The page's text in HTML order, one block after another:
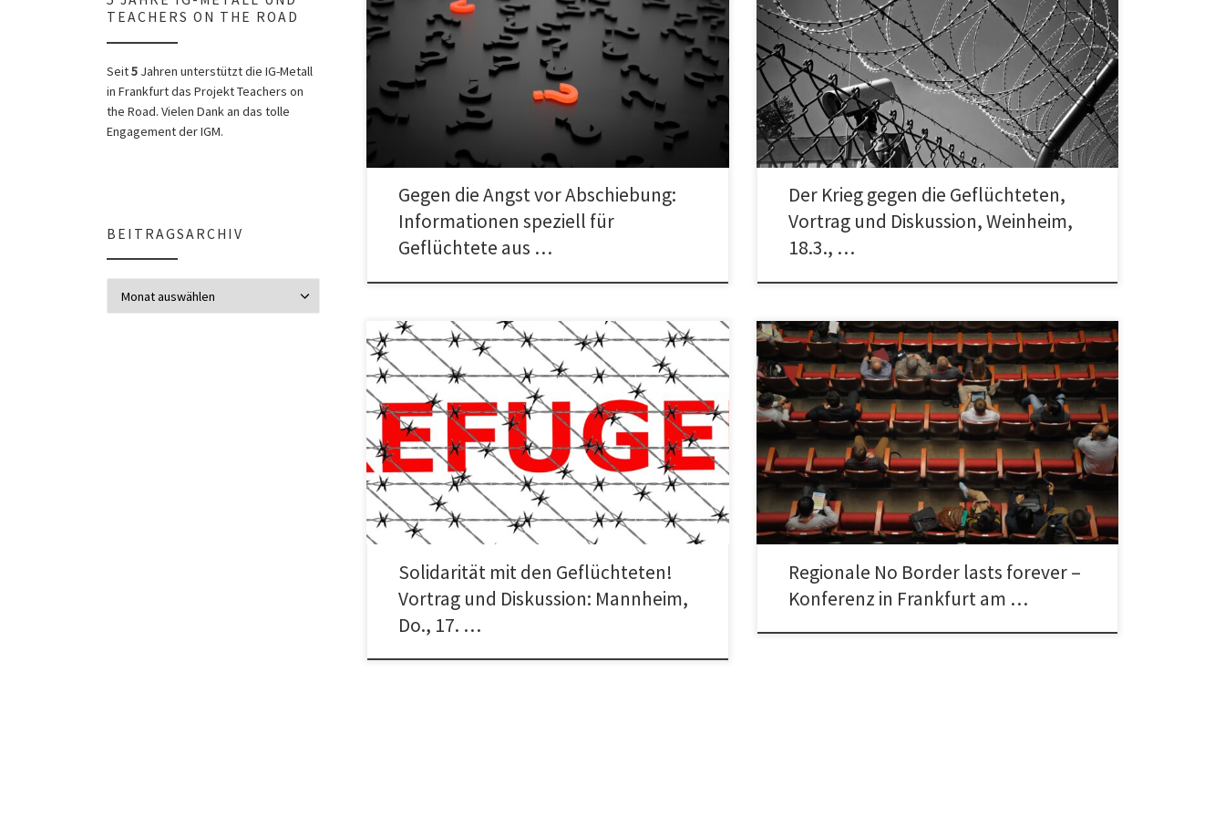
Informationen gegen die Angst vor Abschiebung: Speziell für
Geflüchtete aus Afghanistan Durch eine Politik, die auf
Abschreckung setzt, denken viele […]
Gegen die Angst vor Abschiebung:
Informationen speziell für
Geflüchtete aus …
Eine Veranstaltung des Forum Weinheim und der Initiative
Nazifreies Weinheim mit einem Gastbeitrag von Uli
Tomaschowski vom Netzwerk Konkrete Solidarität/Teachers
[…]
Der Krieg gegen die Geflüchteten,
Vortrag und Diskussion, Weinheim,
18.3., …
Solidarität mit den Geflüchteten! Staatlichen Rassismus und
den Rassismus der Neofaschisten und der Rechtsopportunisten
stoppen! Vortrag und Diskussion Eine Veranstaltung […]
Solidarität mit den Geflüchteten!
Vortrag und Diskussion: Mannheim,
Do., 17. …
Regionale No Border lasts forever-Konferenz in Frankfurt am
Main, 4. bis 6. März 2016 im Studierendenhaus, Campus
Bockenheim, Mertonstraße 26-28, […]
Regionale No Border lasts forever –
Konferenz in Frankfurt am …
TEACHERS ON THE ROAD
Seit5 Jahren unterstützt die IG-Metall
in Frankfurt das Projekt Teachers on
the Road. Vielen Dank an das tolle
Engagement der IGM.
BEITRAGSARCHIV